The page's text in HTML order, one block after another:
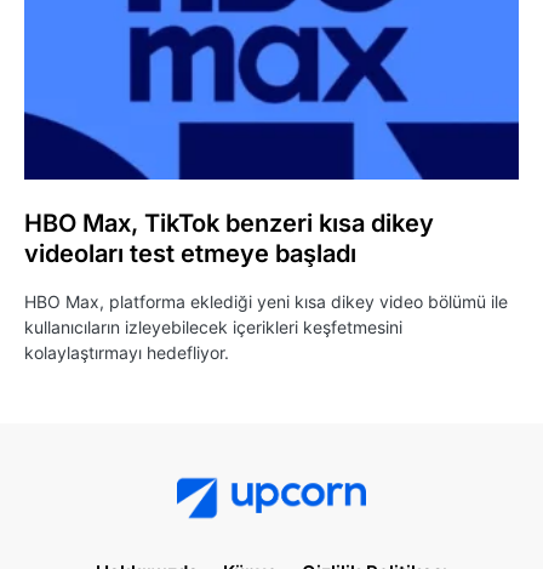
HBO Max, TikTok benzeri kısa dikey
videoları test etmeye başladı
HBO Max, platforma eklediği yeni kısa dikey video bölümü ile
kullanıcıların izleyebilecek içerikleri keşfetmesini
kolaylaştırmayı hedefliyor.